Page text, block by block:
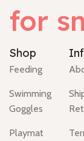
for
Shop
Feeding
Swimming
Goggles
Playmat